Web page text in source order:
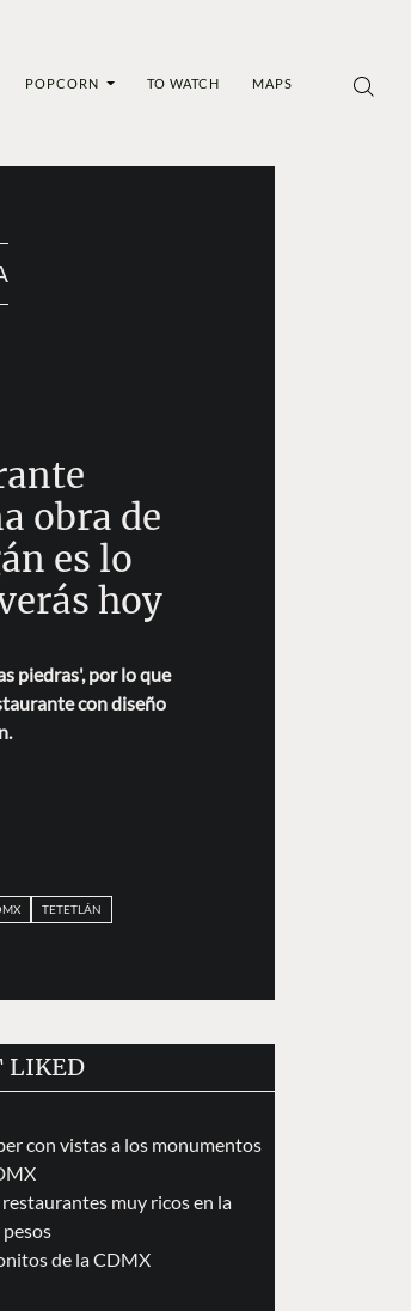
POPCORN TO WATCH MAPS
obra de
es lo
hoy
piedras', por lo que
con diseño
TETETLÁN
LIKED
con vistas a los monumentos
muy ricos en la
de la CDMX